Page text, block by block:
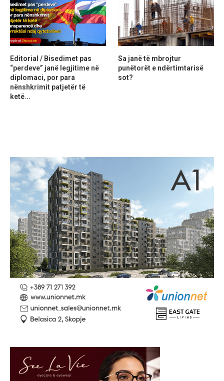
Editorial / Bisedimet pas
“perdeve” janë legjitime në
diplomaci, por para
nënshkrimit patjetër të
ketë...
Sa janë të mbrojtur
punëtorët e ndërtimtarisë
sot?